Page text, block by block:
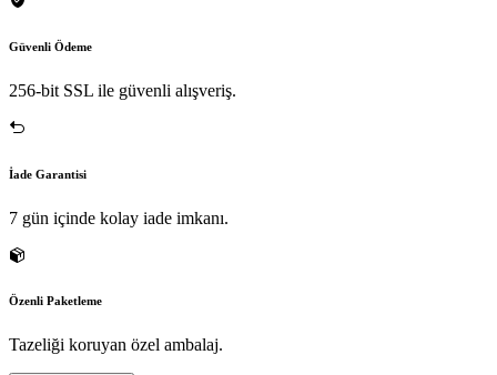
Güvenli Ödeme
256-bit SSL ile güvenli alışveriş.
İade Garantisi
7 gün içinde kolay iade imkanı.
Özenli Paketleme
Tazeliği koruyan özel ambalaj.